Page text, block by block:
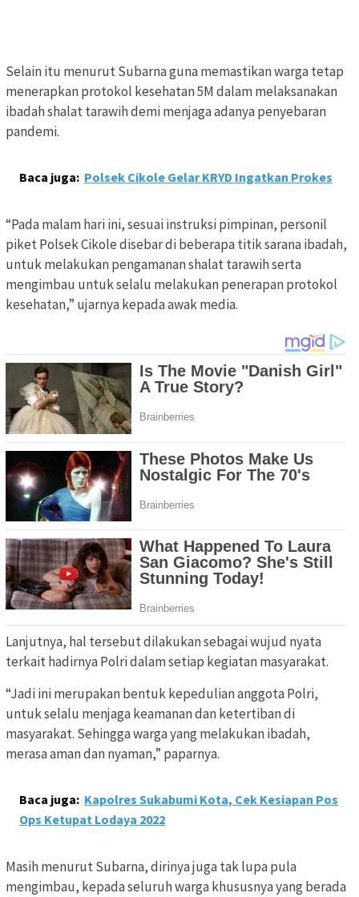
Selain itu menurut Subarna guna memastikan warga tetap
menerapkan protokol kesehatan 5M dalam melaksanakan
ibadah shalat tarawih demi menjaga adanya penyebaran
pandemi.
Baca juga: Polsek Cikole Gelar KRYD Ingatkan Prokes
“Pada malam hari ini, sesuai instruksi pimpinan, personil
piket Polsek Cikole disebar di beberapa titik sarana ibadah,
untuk melakukan pengamanan shalat tarawih serta
mengimbau untuk selalu melakukan penerapan protokol
kesehatan,” ujarnya kepada awak media.
Lanjutnya, hal tersebut dilakukan sebagai wujud nyata
terkait hadirnya Polri dalam setiap kegiatan masyarakat.
“Jadi ini merupakan bentuk kepedulian anggota Polri,
untuk selalu menjaga keamanan dan ketertiban di
masyarakat. Sehingga warga yang melakukan ibadah,
merasa aman dan nyaman,” paparnya.
Baca juga: Kapolres Sukabumi Kota, Cek Kesiapan Pos
Ops Ketupat Lodaya 2022
Masih menurut Subarna, dirinya juga tak lupa pula
mengimbau, kepada seluruh warga khususnya yang berada